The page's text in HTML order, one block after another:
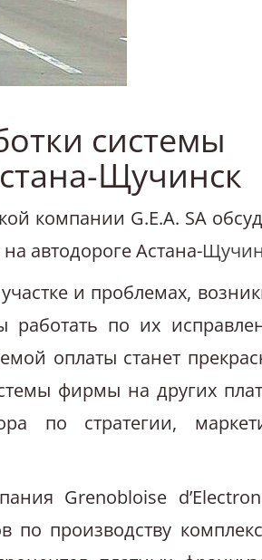
системы
Щучинск
компании G.E.A. SA
автодороге Астана-
и проблемах,
по их
оплаты станет
фирмы на других
по стратегии,
Grenobloise
по производству